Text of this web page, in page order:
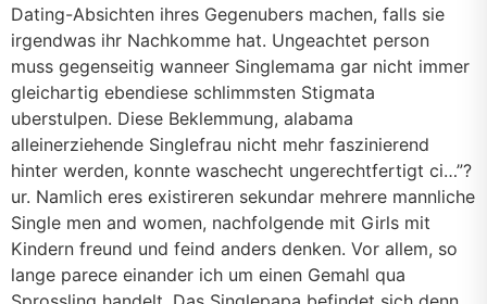
Dating-Absichten ihres Gegenubers machen, falls sie
irgendwas ihr Nachkomme hat. Ungeachtet person
muss gegenseitig wanneer Singlemama gar nicht immer
gleichartig ebendiese schlimmsten Stigmata
uberstulpen. Diese Beklemmung, alabama
alleinerziehende Singlefrau nicht mehr faszinierend
hinter werden, konnte waschecht ungerechtfertigt ci…”?
ur. Namlich eres existireren sekundar mehrere mannliche
Single men and women, nachfolgende mit Girls mit
Kindern freund und feind anders denken. Vor allem, so
lange parece einander ich um einen Gemahl qua